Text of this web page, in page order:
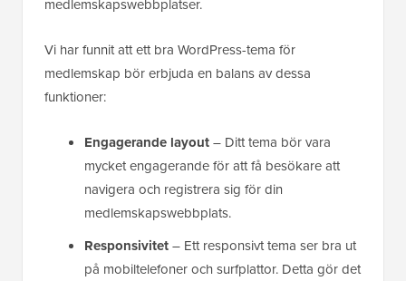
medlemskapswebbplatser.
Vi har funnit att ett bra WordPress-tema för
medlemskap bör erbjuda en balans av dessa
funktioner:
Engagerande layout– Ditt tema bör vara
mycket engagerande för att få besökare att
navigera och registrera sig för din
medlemskapswebbplats.
Responsivitet– Ett responsivt tema ser bra ut
på mobiltelefoner och surfplattor. Detta gör det